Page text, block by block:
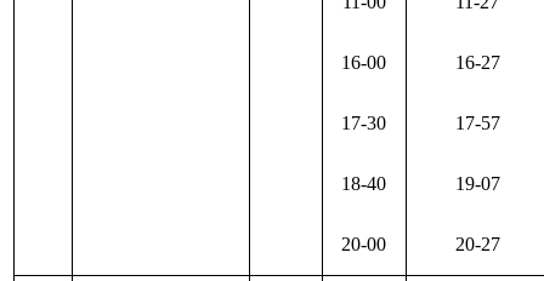
16-00 16-27
17-30 17-57
18-40 19-07
20-00 20-27